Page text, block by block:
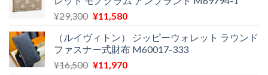
格
は
で
し
た。
価
格
¥12,900
で
す。
¥29,300 元
価
格
は
¥11,580現
の
価
格
（ルイヴィトン） ジッピーウォレット ラウンド
ファスナー式財布 M60017-333
¥16,500 元
¥11,970現